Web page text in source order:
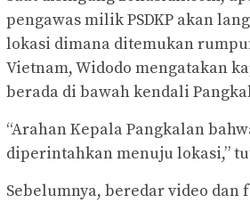
pengawas milik PSDKP akan
lokasi dimana ditemukan
Vietnam, Widodo mengatakan
berada di bawah kendali
“Arahan Kepala Pangkalan
diperintahkan menuju lokasi,”
Sebelumnya, beredar video